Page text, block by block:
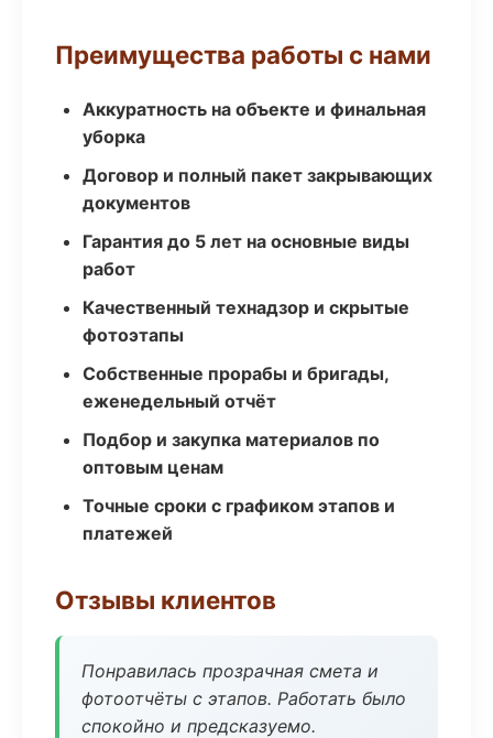
Преимущества работы с нами
Аккуратность на объекте и финальная
уборка
Договор и полный пакет закрывающих
документов
Гарантия до 5 лет на основные виды
работ
Качественный технадзор и скрытые
фотоэтапы
Собственные прорабы и бригады,
еженедельный отчёт
Подбор и закупка материалов по
оптовым ценам
Точные сроки с графиком этапов и
платежей
Отзывы клиентов
Понравилась прозрачная смета и
фотоотчёты с этапов. Работать было
спокойно и предсказуемо.